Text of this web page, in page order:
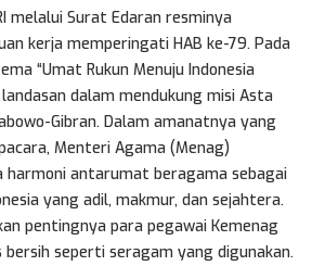
melalui Surat Edaran resminya
kerja memperingati HAB ke-79. Pada
“Umat Rukun Menuju Indonesia
landasan dalam mendukung misi Asta
Gibran. Dalam amanatnya yang
Menteri Agama (Menag)
antarumat beragama sebagai
yang adil, makmur, dan sejahtera.
pentingnya para pegawai Kemenag
seperti seragam yang digunakan.